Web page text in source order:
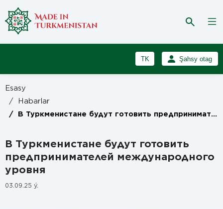
TK
RU
Şahsy otag
Esasy
/
Habarlar
/ В Туркменистане будут готовить предпринимателей международного уровня
В Туркменистане будут готовить
предпринимателей международного
уровня
03.09.25 ý.